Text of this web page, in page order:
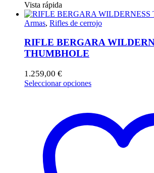
Vista rápida
Armas, Rifles de cerrojo
RIFLE BERGARA
THUMBHOLE
1.259,00 €
Seleccionar opcionesEste
variantes.
Las
opciones